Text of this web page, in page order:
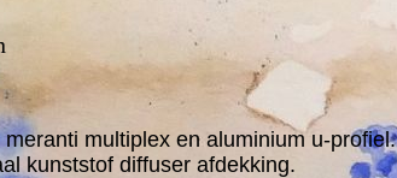
multiplex en aluminium u-profiel.
kunststof diffuser afdekking.